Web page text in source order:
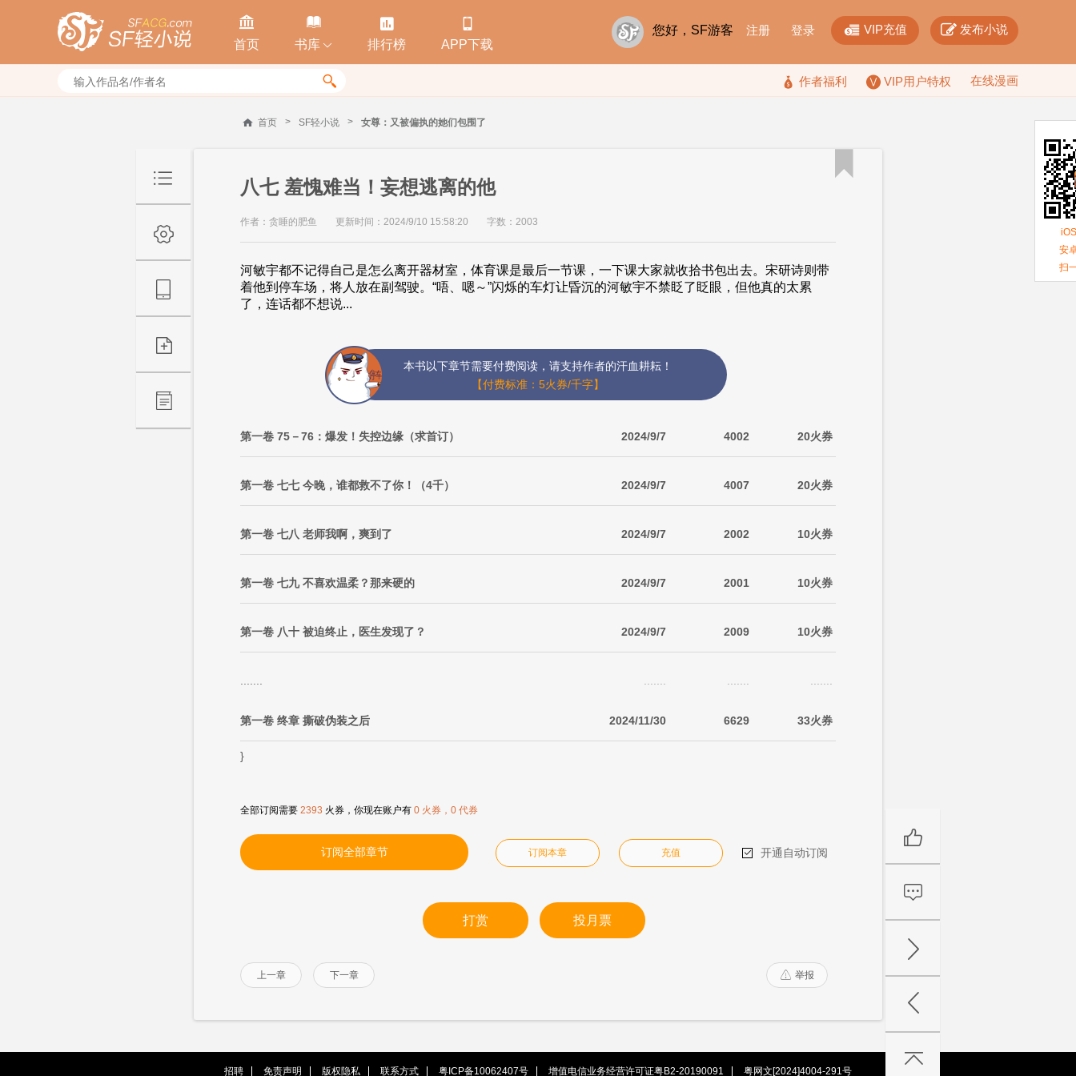

首页

书库 

排行榜

APP下载
您好，SF游客 注册 登录  VIP充值  发布小说
  作者福利 VIP用户特权 在线漫画
首页 > SF轻小说 > 女尊：又被偏执的她们包围了
八七 羞愧难当！妄想逃离的他
作者：贪睡的肥鱼 更新时间：2024/9/10 15:58:20 字数：2003
河敏宇都不记得自己是怎么离开器材室，体育课是最后一节课，一下课大家就收拾书包出去。宋研诗则带
着他到停车场，将人放在副驾驶。“唔、嗯～”闪烁的车灯让昏沉的河敏宇不禁眨了眨眼，但他真的太累
了，连话都不想说...
本书以下章节需要付费阅读，请支持作者的汗血耕耘！
【付费标准：5火券/千字】
第一卷 75－76：爆发！失控边缘（求首订） 2024/9/7 4002 20火券
第一卷 七七 今晚，谁都救不了你！（4千） 2024/9/7 4007 20火券
第一卷 七八 老师我啊，爽到了 2024/9/7 2002 10火券
第一卷 七九 不喜欢温柔？那来硬的 2024/9/7 2001 10火券
第一卷 八十 被迫终止，医生发现了？ 2024/9/7 2009 10火券
第一卷 终章 撕破伪装之后 2024/11/30 6629 33火券
}
全部订阅需要 2393 火券，你现在账户有 0 火券，0 代券
订阅全部章节 订阅本章 充值  开通自动订阅
打赏 投月票
上一章 下一章  举报

招聘 免责声明 版权隐私 联系方式 粤ICP备10062407号 增值电信业务经营许可证粤B2-20190091 粤网文[2024]4004-291号
安
扫